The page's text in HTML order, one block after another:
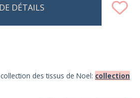
DÉTAILS
des tissus de Noel: collection